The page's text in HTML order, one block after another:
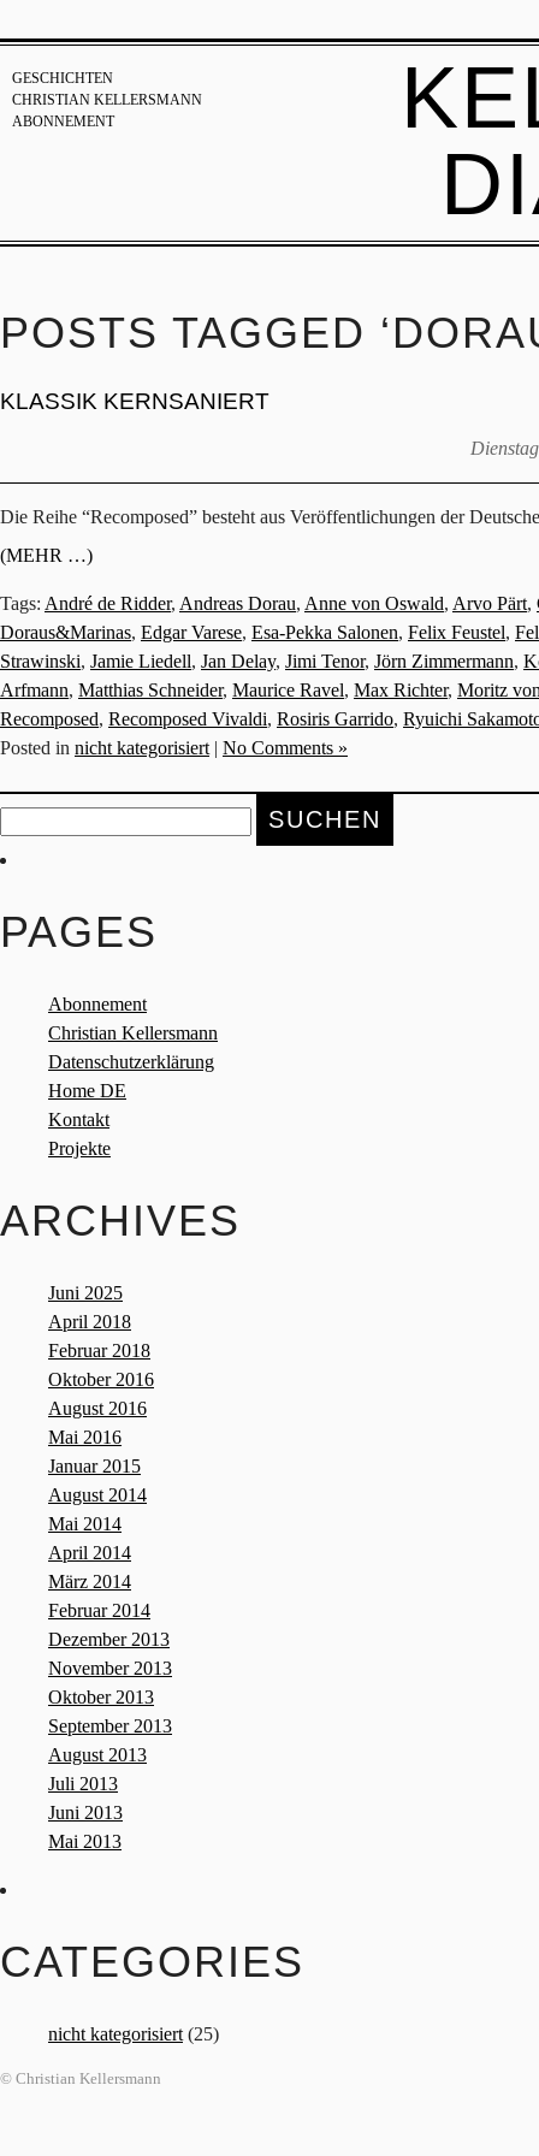
GESCHICHTEN
CHRISTIAN KELLERSMANN
ABONNEMENT
POSTS TAGGED
KLASSIK KERNSANIERT
Die Reihe “Recomposed” besteht aus Veröffentlichungen der
(MEHR …)
Tags: André de Ridder, Andreas Dorau, Anne von Oswald, Arvo Pärt,
Doraus&Marinas, Edgar Varese, Esa-Pekka Salonen, Felix Feustel,
Strawinski, Jamie Liedell, Jan Delay, Jimi Tenor, Jörn Zimmermann,
Arfmann, Matthias Schneider, Maurice Ravel, Max Richter, Moritz
Recomposed, Recomposed Vivaldi, Rosiris Garrido, Ryuichi
Posted in nicht kategorisiert| No Comments »
Suche
nach:
PAGES
Abonnement
Christian Kellersmann
Datenschutzerklärung
Home DE
Kontakt
Projekte
ARCHIVES
Juni 2025
April 2018
Februar 2018
Oktober 2016
August 2016
Mai 2016
Januar 2015
August 2014
Mai 2014
April 2014
März 2014
Februar 2014
Dezember 2013
November 2013
Oktober 2013
September 2013
August 2013
Juli 2013
Juni 2013
Mai 2013
CATEGORIES
nicht kategorisiert (25)
© Christian Kellersmann